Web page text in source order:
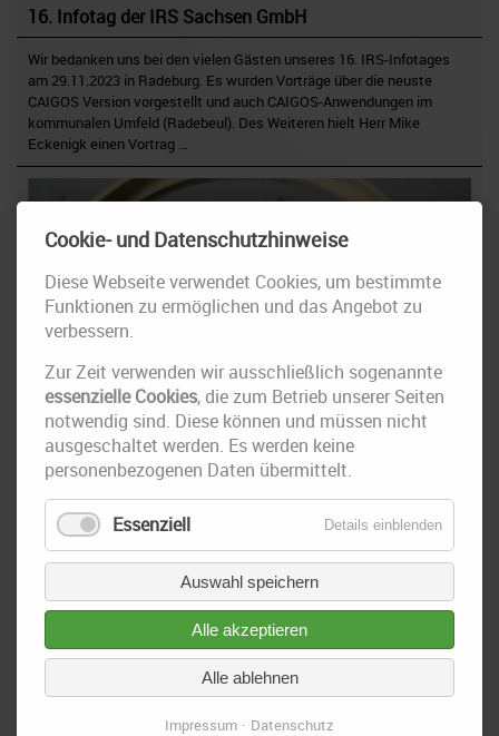
16. Infotag der IRS Sachsen GmbH
Wir bedanken uns bei den vielen Gästen unseres 16. IRS-Infotages
am 29.11.2023 in Radeburg. Es wurden Vorträge über die neuste
CAIGOS Version vorgestellt und auch CAIGOS-Anwendungen im
kommunalen Umfeld (Radebeul). Des Weiteren hielt Herr Mike
Eckenigk einen Vortrag …
11. September 2023
IRS Weiterbildung Update
Frau M.Sc. Anika Wittwer am 17.06.2023 Ihren ZKS Lehrgang
erfolgreich angeschlossen
Cookie- und Datenschutzhinweise
Diese Webseite verwendet Cookies, um bestimmte
Funktionen zu ermöglichen und das Angebot zu
verbessern.
Zur Zeit verwenden wir ausschließlich sogenannte
essenzielle Cookies, die zum Betrieb unserer Seiten
notwendig sind. Diese können und müssen nicht
ausgeschaltet werden. Es werden keine
personenbezogenen Daten übermittelt.
Essenziell Details einblenden
Auswahl speichern
Alle akzeptieren
Alle ablehnen
Impressum Datenschutz